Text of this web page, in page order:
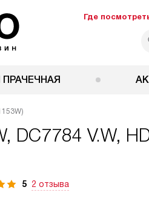
Где
DC7784 V.W,
5 2 отзыва